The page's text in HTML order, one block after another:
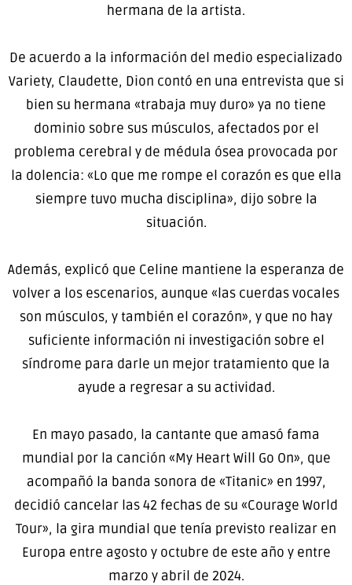
hermana de la artista.
De acuerdo a la información del medio especializado
Variety, Claudette, Dion contó en una entrevista que si
bien su hermana «trabaja muy duro» ya no tiene
dominio sobre sus músculos, afectados por el
problema cerebral y de médula ósea provocada por
la dolencia: «Lo que me rompe el corazón es que ella
siempre tuvo mucha disciplina», dijo sobre la
situación.
Además, explicó que Celine mantiene la esperanza de
volver a los escenarios, aunque «las cuerdas vocales
son músculos, y también el corazón», y que no hay
suficiente información ni investigación sobre el
síndrome para darle un mejor tratamiento que la
ayude a regresar a su actividad.
En mayo pasado, la cantante que amasó fama
mundial por la canción «My Heart Will Go On», que
acompañó la banda sonora de «Titanic» en 1997,
decidió cancelar las 42 fechas de su «Courage World
Tour», la gira mundial que tenía previsto realizar en
Europa entre agosto y octubre de este año y entre
marzo y abril de 2024.